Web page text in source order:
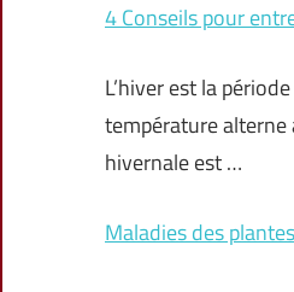
4 Conseils pour
L’hiver est la
température alterne
hivernale est …
Maladies des